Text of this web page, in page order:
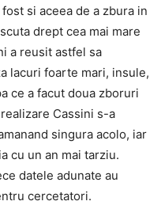
si aceea de a zbura in
drept cea mai mare
a reusit astfel sa
lacuri foarte mari, insule,
ce a facut doua zboruri
Cassini s-a
singura acolo, iar
cu un an mai tarziu.
datele adunate au
cercetatori.